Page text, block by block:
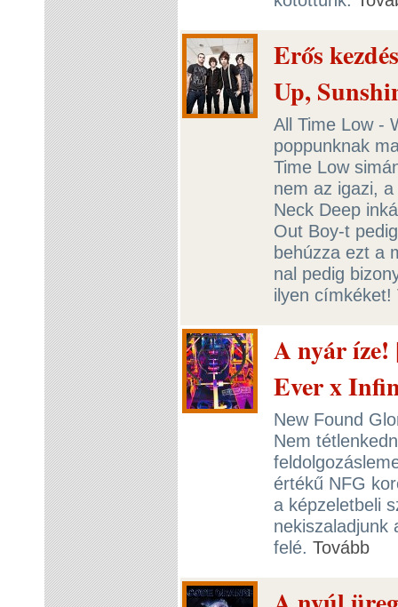
Erős
Up,
All Time Low -
poppunknak
Time Low
nem az igazi,
Neck Deep
Out Boy-t
behúzza ezt a
nal pedig
ilyen címkéket!
A nyár íze!
Ever x
New Found
Nem
értékű NFG
a képzeletbeli
nekiszaladjunk
felé. Tovább